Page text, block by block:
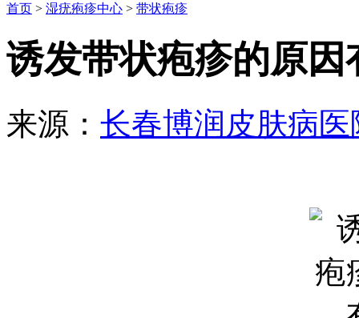
首页 > 湿疣疱疹中心 > 带状疱疹
诱发带状疱疹的原因
来源： 长春博润皮肤病医